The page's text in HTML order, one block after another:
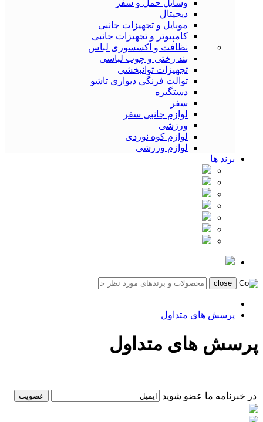
وسایل حمل و سفر
دیجیتال
موبایل و تجهیزات جانبی
کامپیوتر و تجهیزات جانبی
نظافت و اکسسوری لباس
بند رختی و چوب لباسی
تجهیزات توانبخشی
توالت فرنگی دیواری تاشو
دستگیره
سفر
لوازم جانبی سفر
ورزشی
لوازم کوه نوردی
لوازم ورزشی
برند ها
پرسش های متداول
پرسش های متداول
در خبرنامه ما عضو شوید